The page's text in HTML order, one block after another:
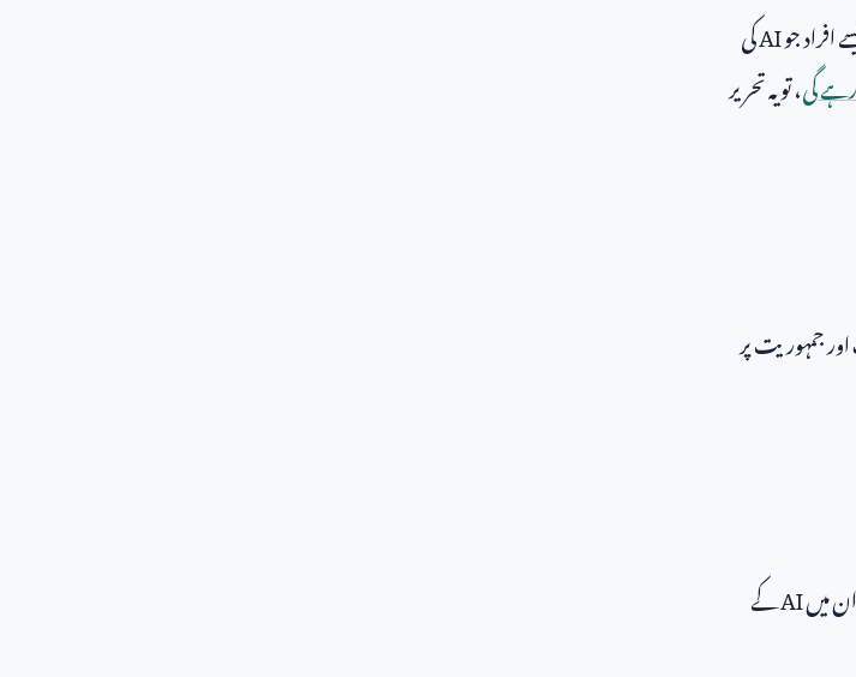
جوAIکی
گی، تو یہ تحریر
جمہوریت پر
میںAIکے